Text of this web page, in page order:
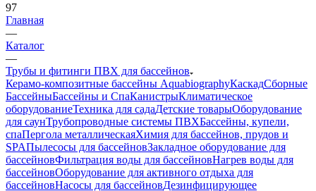
97
Главная
—
Каталог
—
Трубы и фитинги ПВХ для бассейнов
Керамо-композитные бассейны AquabiographyКаскадСборные
БассейныБассейны и СпаКанистрыКлиматическое
оборудованиеТехника для садаДетские товарыОборудование
для саунТрубопроводные системы ПВХБассейны, купели,
спаПергола металлическаяХимия для бассейнов, прудов и
SPAПылесосы для бассейновЗакладное оборудование для
бассейновФильтрация воды для бассейновНагрев воды для
бассейновОборудование для активного отдыха для
бассейновНасосы для бассейновДезинфицирующее